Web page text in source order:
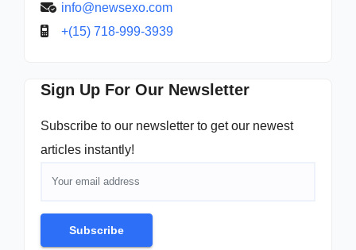
info@newsexo.com
+(15) 718-999-3939
Sign Up For Our Newsletter
Subscribe to our newsletter to get our newest
articles instantly!
Subscribe